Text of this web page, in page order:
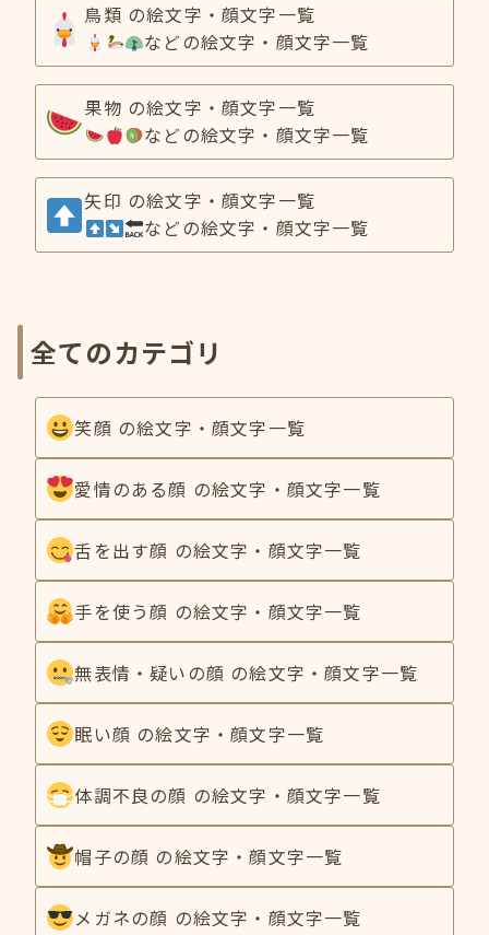
鳥類 の絵文字・顔文字一覧
などの絵文字・顔文字一覧
果物 の絵文字・顔文字一覧
などの絵文字・顔文字一覧
矢印 の絵文字・顔文字一覧
などの絵文字・顔文字一覧
全てのカテゴリ
笑顔 の絵文字・顔文字一覧
愛情のある顔 の絵文字・顔文字一覧
舌を出す顔 の絵文字・顔文字一覧
手を使う顔 の絵文字・顔文字一覧
無表情・疑いの顔 の絵文字・顔文字一覧
眠い顔 の絵文字・顔文字一覧
体調不良の顔 の絵文字・顔文字一覧
帽子の顔 の絵文字・顔文字一覧
メガネの顔 の絵文字・顔文字一覧